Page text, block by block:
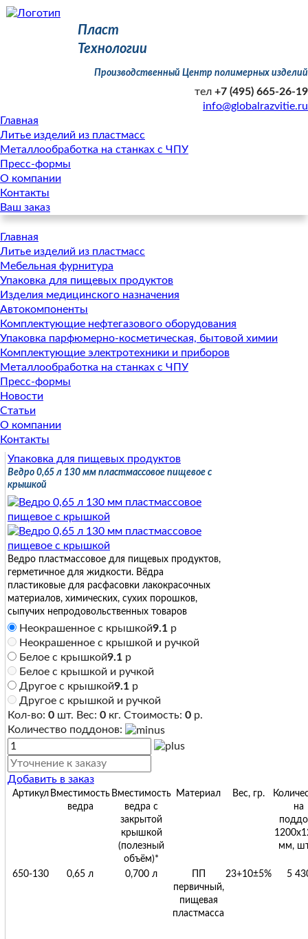
Пласт
Технологии
Производственный Центр полимерных изделий
тел +7 (495) 665-26-19
info@globalrazvitie.ru
Главная
Литье изделий из пластмасс
Металлообработка на станках с ЧПУ
Пресс-формы
О компании
Контакты
Ваш заказ
Главная
Литье изделий из пластмасс
Мебельная фурнитура
Упаковка для пищевых продуктов
Изделия медицинского назначения
Автокомпоненты
Комплектующие нефтегазового оборудования
Упаковка парфюмерно-косметическая, бытовой химии
Комплектующие электротехники и приборов
Металлообработка на станках с ЧПУ
Пресс-формы
Новости
Статьи
О компании
Контакты
Упаковка для пищевых продуктов
Ведро 0,65 л 130 мм пластмассовое пищевое с
крышкой
Ведро пластмассовое для пищевых продуктов,
герметичное для жидкости. Вёдра
пластиковые для расфасовки лакокрасочных
материалов, химических, сухих порошков,
сыпучих непродовольственных товаров
Неокрашенное с крышкой9.1р
Неокрашенное с крышкой и ручкой
Белое с крышкой9.1р
Белое с крышкой и ручкой
Другое с крышкой9.1р
Другое с крышкой и ручкой
Кол-во: 0шт. Вес: 0кг. Стоимость: 0р.
Количество поддонов:
Добавить в заказ
Артикул Вместимость
ведра
Вместимость
ведра с
закрытой
крышкой
(полезный
объём)*
Материал Вес, гр.
на
мм,
650-130 0,65 л 0,700 л
первичный,
пищевая
пластмасса
23+10±5% 5